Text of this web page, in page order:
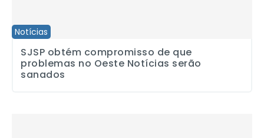
Notícias
SJSP obtém compromisso de que
problemas no Oeste Notícias serão
sanados